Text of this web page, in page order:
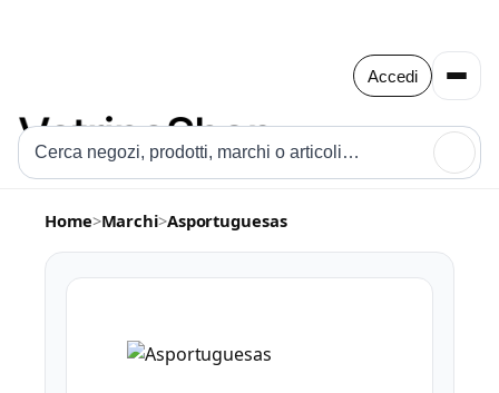
Accedi
Home>Marchi>Asportuguesas